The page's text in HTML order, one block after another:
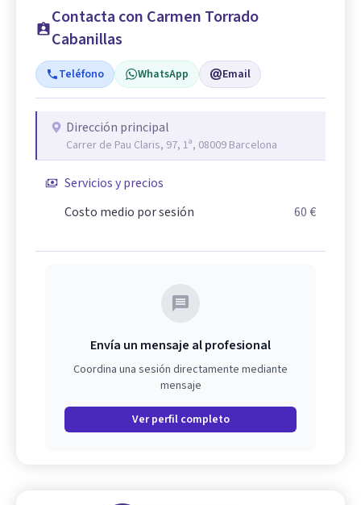
Contacta con Carmen Torrado
Cabanillas
Teléfono WhatsApp Email
Dirección principal
Carrer de Pau Claris, 97, 1ª, 08009 Barcelona
Servicios y precios
Costo medio por sesión
60 €
Envía un mensaje al profesional
Coordina una sesión directamente mediante
mensaje
Ver perfil completo